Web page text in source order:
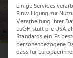
Einige Services
Einwilligung zur
Verarbeitung Ihrer
EuGH stuft die USA
Standards ein. Es
personenbezogene
dass für